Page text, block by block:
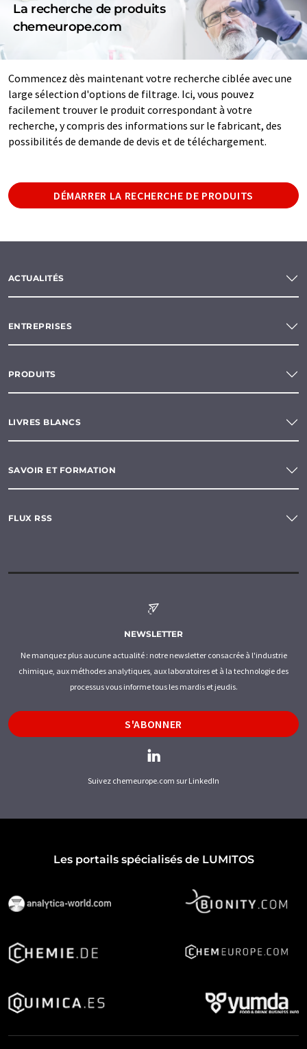
La recherche de produits
chemeurope.com
Commencez dès maintenant votre recherche ciblée avec une
large sélection d'options de filtrage. Ici, vous pouvez
facilement trouver le produit correspondant à votre
recherche, y compris des informations sur le fabricant, des
possibilités de demande de devis et de téléchargement.
DÉMARRER LA RECHERCHE DE PRODUITS
ACTUALITÉS
ENTREPRISES
PRODUITS
LIVRES BLANCS
SAVOIR ET FORMATION
FLUX RSS
NEWSLETTER
Ne manquez plus aucune actualité : notre newsletter consacrée à l'industrie
chimique, aux méthodes analytiques, aux laboratoires et à la technologie des
processus vous informe tous les mardis et jeudis.
S'ABONNER
Suivez chemeurope.com sur LinkedIn
Les portails spécialisés de LUMITOS